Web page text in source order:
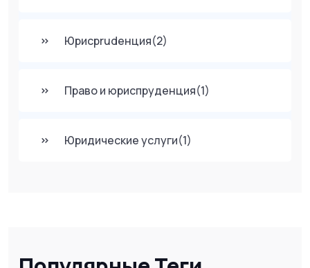
Юрисprudенция(2)
Право и юриспруденция(1)
Юридические услуги(1)